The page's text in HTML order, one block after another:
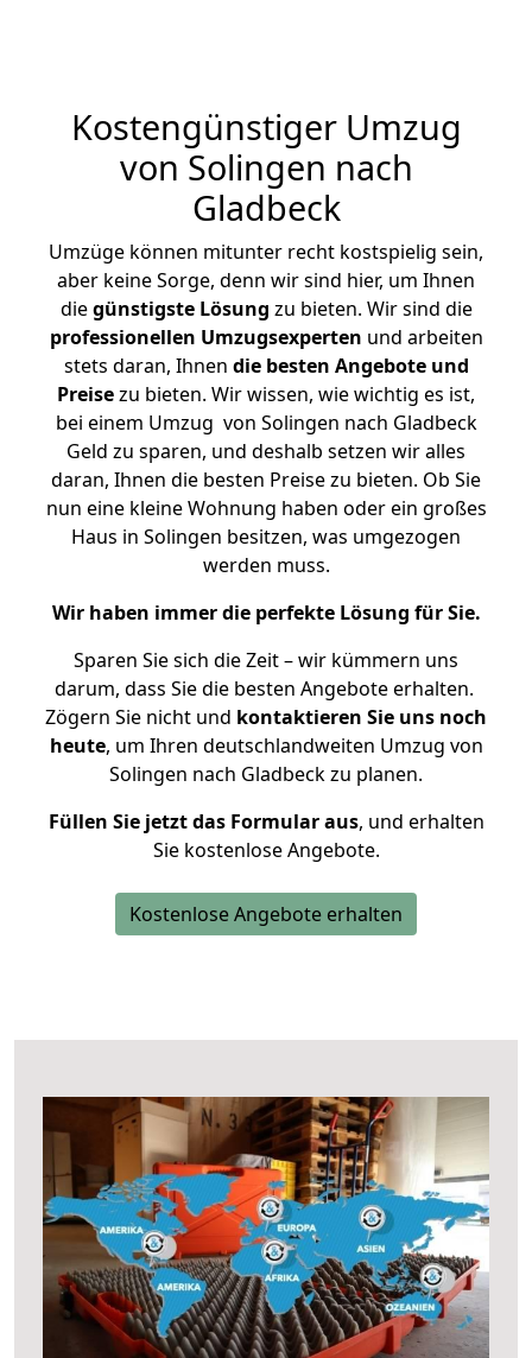
Kostengünstiger Umzug
von Solingen nach
Gladbeck
Umzüge können mitunter recht kostspielig sein,
aber keine Sorge, denn wir sind hier, um Ihnen
diegünstigste Lösung zu bieten. Wir sind die
professionellen Umzugsexperten und arbeiten
stets daran, Ihnen die besten Angebote und
Preisezu bieten. Wir wissen, wie wichtig es ist,
bei einem Umzug von Solingen nach Gladbeck
Geld zu sparen, und deshalb setzen wir alles
daran, Ihnen die besten Preise zu bieten. Ob Sie
nun eine kleine Wohnung haben oder ein großes
Haus in Solingen besitzen, was umgezogen
werden muss.
Wir haben immer die perfekte Lösung für Sie.
Sparen Sie sich die Zeit – wir kümmern uns
darum, dass Sie die besten Angebote erhalten.
Zögern Sie nicht und kontaktieren Sie uns noch
heute, um Ihren deutschlandweiten Umzug von
Solingen nach Gladbeck zu planen.
Füllen Sie jetzt das Formular aus, und erhalten
Sie kostenlose Angebote.
Kostenlose Angebote erhalten